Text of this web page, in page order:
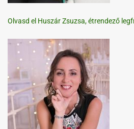
Olvasd el Huszár Zsuzsa, étrendező